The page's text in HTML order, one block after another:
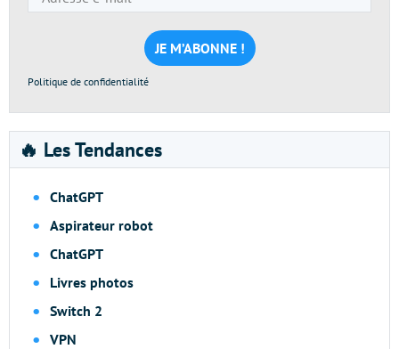
e-
mail
*
Politique de confidentialité
🔥 Les Tendances
ChatGPT
Aspirateur robot
ChatGPT
Livres photos
Switch 2
VPN